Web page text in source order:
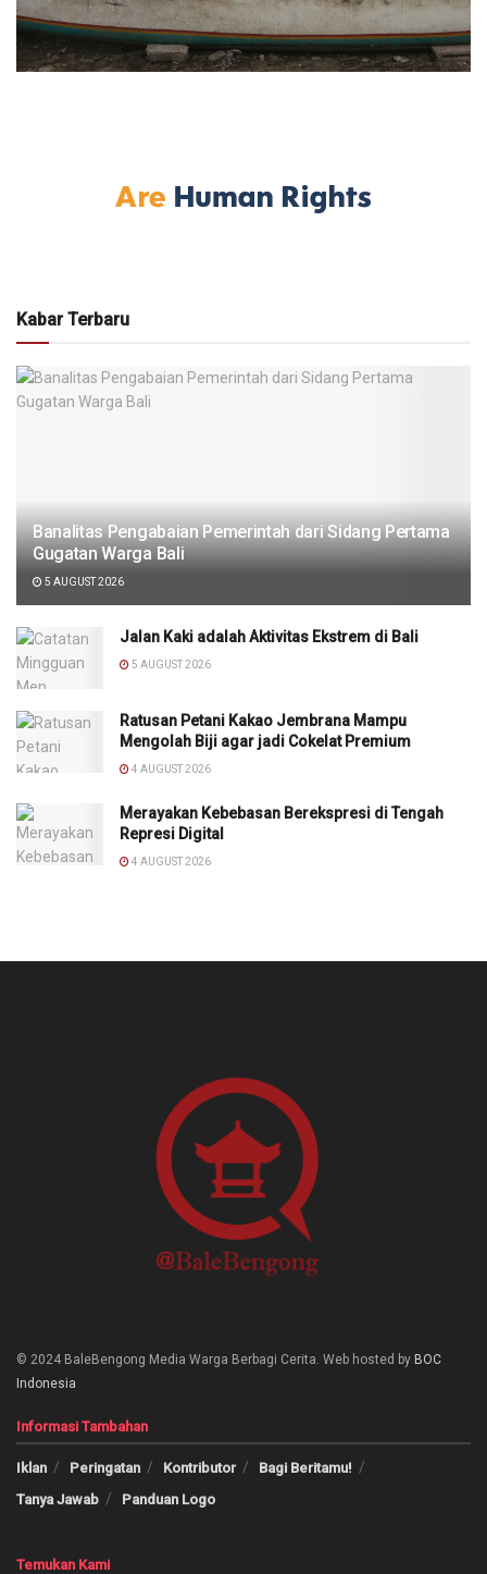
Kabar Terbaru
Banalitas Pengabaian Pemerintah dari Sidang Pertama
Gugatan Warga Bali
5 AUGUST 2026
Jalan Kaki adalah Aktivitas Ekstrem di Bali
5 AUGUST 2026
Ratusan Petani Kakao Jembrana Mampu
Mengolah Biji agar jadi Cokelat Premium
4 AUGUST 2026
Merayakan Kebebasan Berekspresi di Tengah
Represi Digital
4 AUGUST 2026
© 2024 BaleBengong Media Warga Berbagi Cerita. Web hosted by BOC
Indonesia
Informasi Tambahan
Iklan Peringatan Kontributor
Bagi Beritamu!
Tanya Jawab
Panduan Logo
Temukan Kami